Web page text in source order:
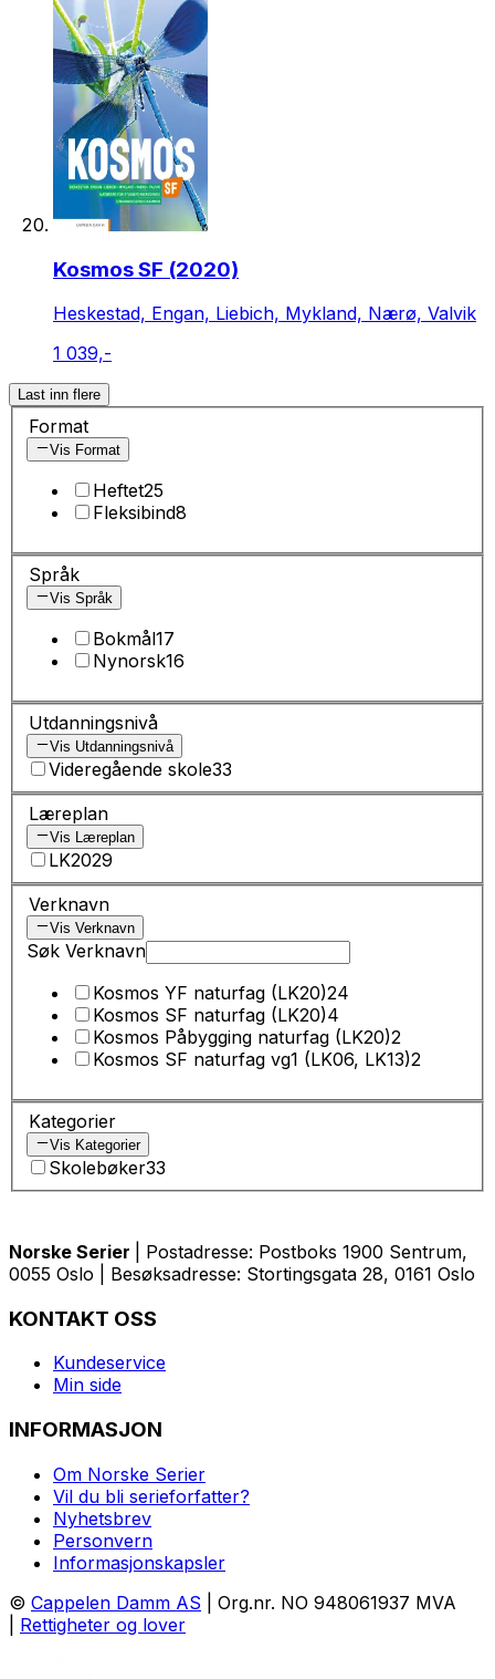
Kosmos SF (2020)
Heskestad, Engan, Liebich, Mykland, Nærø, Valvik
1 039,-
Last inn flere
Format
Vis Format
Heftet25
Fleksibind8
Språk
Vis Språk
Bokmål17
Nynorsk16
Utdanningsnivå
Vis Utdanningsnivå
Videregående skole33
Læreplan
Vis Læreplan
LK2029
Verknavn
Vis Verknavn
Søk Verknavn
Kosmos YF naturfag (LK20)24
Kosmos SF naturfag (LK20)4
Kosmos Påbygging naturfag (LK20)2
Kosmos SF naturfag vg1 (LK06, LK13)2
Kategorier
Vis Kategorier
Skolebøker33
Norske Serier
| Postadresse: Postboks 1900 Sentrum,
0055 Oslo | Besøksadresse: Stortingsgata 28, 0161 Oslo
KONTAKT OSS
Kundeservice
Min side
INFORMASJON
Om Norske Serier
Vil du bli serieforfatter?
Nyhetsbrev
Personvern
Informasjonskapsler
© Cappelen Damm AS | Org.nr. NO 948061937 MVA
Rettigheter og lover